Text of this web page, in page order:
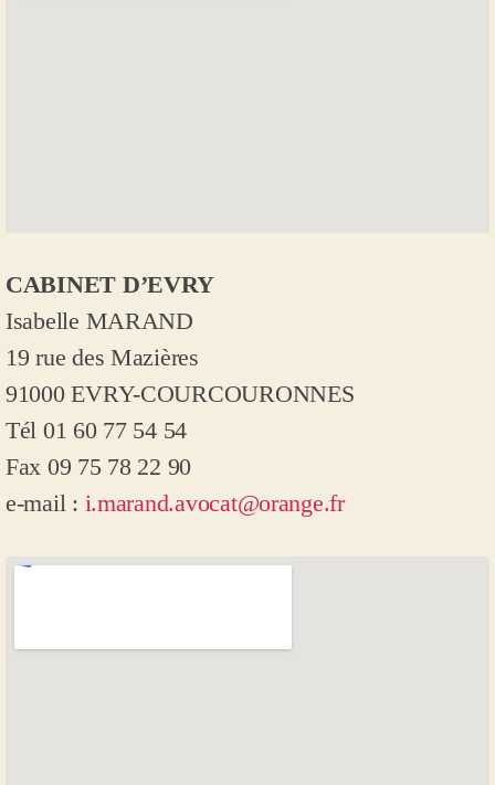
CABINET D’EVRY
Isabelle MARAND
19 rue des Mazières
91000 EVRY-COURCOURONNES
Tél 01 60 77 54 54
Fax 09 75 78 22 90
e-mail : i.marand.avocat@orange.fr